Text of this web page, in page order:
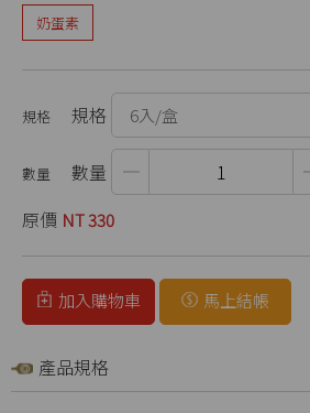
奶蛋素
規格
數量
原價 NT 330
加入購物車 馬上結帳
產品規格